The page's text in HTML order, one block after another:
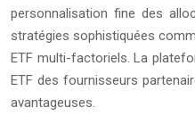
personnalisation fine des
stratégies sophistiquées
ETF multi-factoriels. La
ETF des fournisseurs
avantageuses.